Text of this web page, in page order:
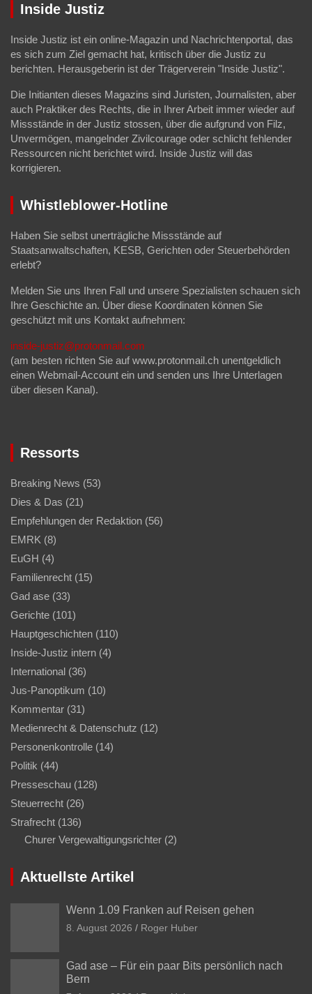
Inside Justiz
Inside Justiz ist ein online-Magazin und Nachrichtenportal, das
es sich zum Ziel gemacht hat, kritisch über die Justiz zu
berichten. Herausgeberin ist der Trägerverein "Inside Justiz".
Die Initianten dieses Magazins sind Juristen, Journalisten, aber
auch Praktiker des Rechts, die in Ihrer Arbeit immer wieder auf
Missstände in der Justiz stossen, über die aufgrund von Filz,
Unvermögen, mangelnder Zivilcourage oder schlicht fehlender
Ressourcen nicht berichtet wird. Inside Justiz will das
korrigieren.
Whistleblower-Hotline
Haben Sie selbst unerträgliche Missstände auf
Staatsanwaltschaften, KESB, Gerichten oder Steuerbehörden
erlebt?
Melden Sie uns Ihren Fall und unsere Spezialisten schauen sich
Ihre Geschichte an. Über diese Koordinaten können Sie
geschützt mit uns Kontakt aufnehmen:
inside-justiz@protonmail.com
(am besten richten Sie auf www.protonmail.ch unentgeldlich
einen Webmail-Account ein und senden uns Ihre Unterlagen
über diesen Kanal).
Ressorts
Breaking News (53)
Dies & Das (21)
Empfehlungen der Redaktion (56)
EMRK (8)
EuGH (4)
Familienrecht (15)
Gad ase (33)
Gerichte (101)
Hauptgeschichten (110)
Inside-Justiz intern (4)
International (36)
Jus-Panoptikum (10)
Kommentar (31)
Medienrecht & Datenschutz (12)
Personenkontrolle (14)
Politik (44)
Presseschau (128)
Steuerrecht (26)
Strafrecht (136)
Churer Vergewaltigungsrichter (2)
Aktuellste Artikel
Wenn 1.09 Franken auf Reisen gehen
8. August 2026 Roger Huber
Gad ase – Für ein paar Bits persönlich nach
Bern